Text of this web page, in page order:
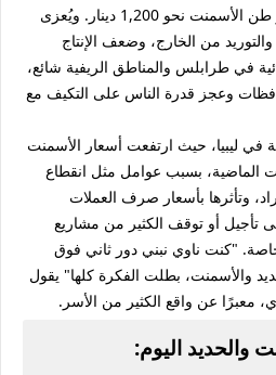
3,100–3,200 دينار، بينما سعر طن الأسمنت نحو 1,200 دينار. ويُعزى
من الخارج، وضعف الإنتاج
في طرابلس والمناطق الريفية شائع،
وعجز قدرة الناس على التكيف مع
في ليبيا، حيث ارتفعت أسعار الأسمنت
الماضية، بسبب عوامل مثل انقطاع
وتأثرها بأسعار صرف العملات
تأجيل أو توقف الكثير من مشاريع
"كنت ناوي نبني دور ثاني فوق
والأسمنت، بطلت الفكرة كلها" يقول
معبرًا عن واقع الكثير من الأسر.
والحديد اليوم: